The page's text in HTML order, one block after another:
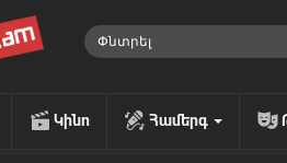
Կինո Համերգ